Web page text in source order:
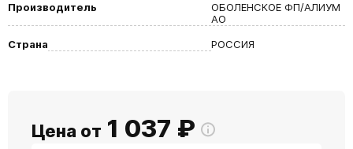
Производитель
ОБОЛЕНСКОЕ ФП/АЛИУМ
АО
Страна
РОССИЯ
Цена от 1 037 ₽